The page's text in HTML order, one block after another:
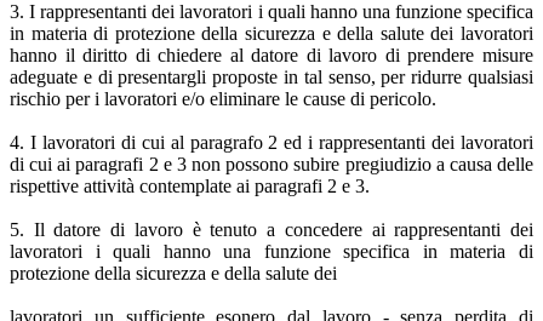
3. I rappresentanti dei lavoratori i quali hanno una funzione specifica
in materia di protezione della sicurezza e della salute dei lavoratori
hanno il diritto di chiedere al datore di lavoro di prendere misure
adeguate e di presentargli proposte in tal senso, per ridurre qualsiasi
rischio per i lavoratori e/o eliminare le cause di pericolo.
4. I lavoratori di cui al paragrafo 2 ed i rappresentanti dei lavoratori
di cui ai paragrafi 2 e 3 non possono subire pregiudizio a causa delle
rispettive attività contemplate ai paragrafi 2 e 3.
5. Il datore di lavoro è tenuto a concedere ai rappresentanti dei
lavoratori i quali hanno una funzione specifica in materia di
protezione della sicurezza e della salute dei